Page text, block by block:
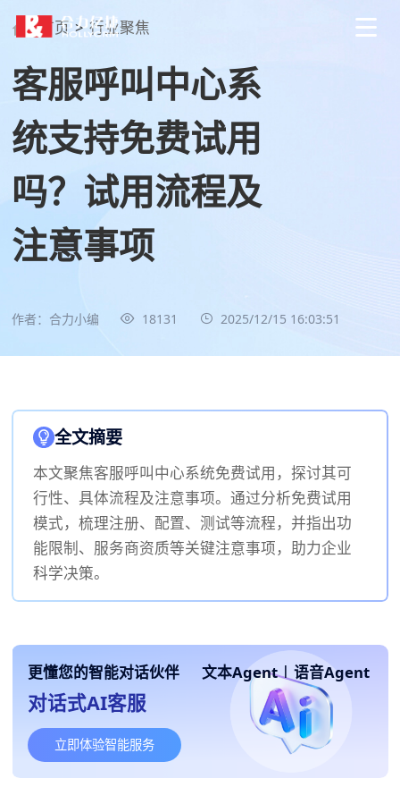
首页 > 行业聚焦
客服呼叫中心系
统支持免费试用
吗？试用流程及
注意事项
作者：合力小编 18131 2025/12/15 16:03:51
全文摘要
本文聚焦客服呼叫中心系统免费试用，探讨其可
行性、具体流程及注意事项。通过分析免费试用
模式，梳理注册、配置、测试等流程，并指出功
能限制、服务商资质等关键注意事项，助力企业
科学决策。
更懂您的智能对话伙伴 文本Agent | 语音Agent
对话式AI客服
立即体验智能服务